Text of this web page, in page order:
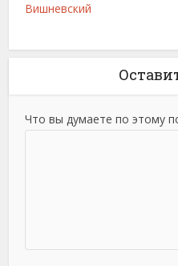
Вишневский
Что вы думаете по этому